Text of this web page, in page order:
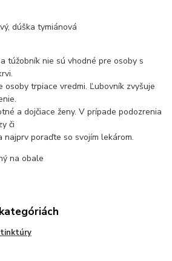
dúška tymiánová
túžobník nie sú vhodné pre osoby s
osoby trpiace vredmi. Ľubovník zvyšuje
a dojčiace ženy. V prípade podozrenia
či
poraďte so svojím lekárom.
na obale
tinktúry